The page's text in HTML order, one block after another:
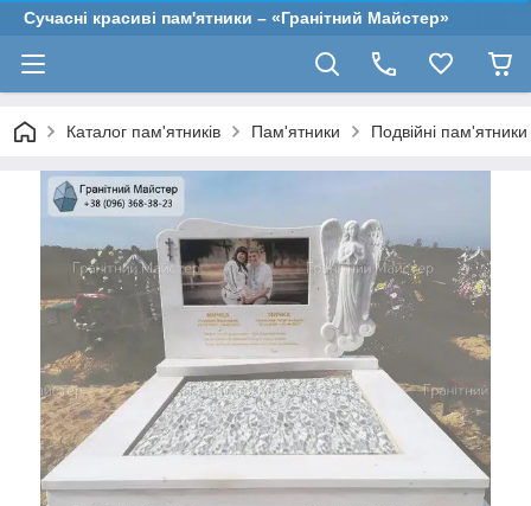
Сучасні красиві пам'ятники – «Гранітний Майстер»
Каталог пам'ятників Пам'ятники Подвійні пам'ятники